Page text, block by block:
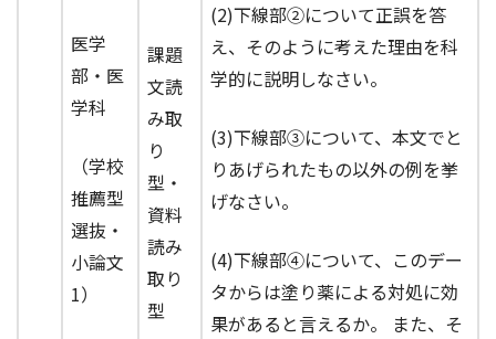
医学
部・医
学科
（学校
推薦型
選抜・
小論文
1）
課題
文読
み取
り
型・
資料
読み
取り
型
(2)下線部②について正誤を答
え、そのように考えた理由を科
学的に説明しなさい。
(3)下線部③について、本文でと
りあげられたもの以外の例を挙
げなさい。
(4)下線部④について、このデー
タからは塗り薬による対処に効
果があると言えるか。 また、そ